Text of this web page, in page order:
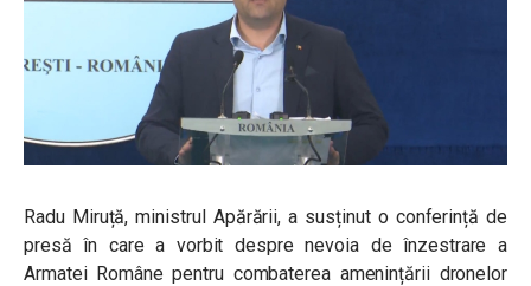
Radu Miruță, ministrul Apărării, a susținut o conferință de
presă în care a vorbit despre nevoia de înzestrare a
Armatei Române pentru combaterea amenințării dronelor